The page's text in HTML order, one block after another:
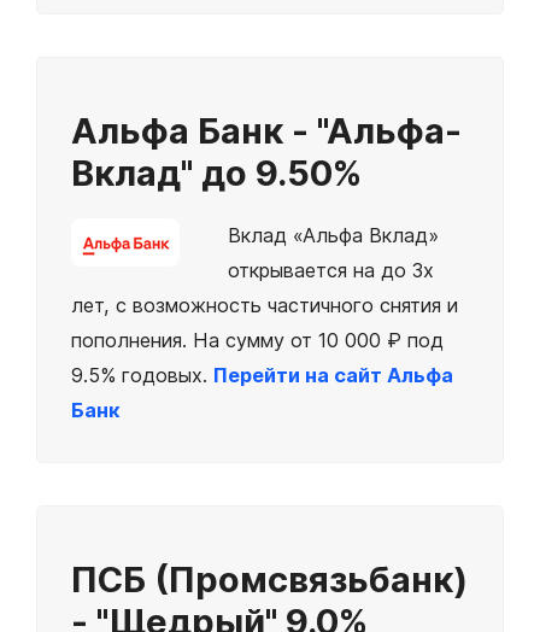
Альфа Банк - "Альфа-
Вклад" до 9.50%
Вклад «Альфа Вклад»
открывается на до 3х
лет, с возможность частичного снятия и
пополнения. На сумму от 10 000 ₽ под
9.5% годовых. Перейти на сайт Альфа
Банк
ПСБ (Промсвязьбанк)
- "Щедрый" 9.0%